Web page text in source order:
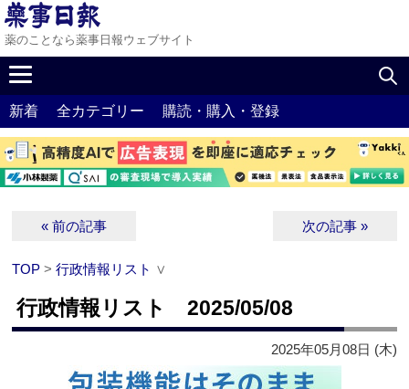
薬のことなら薬事日報ウェブサイト
新着 全カテゴリー 購読・購入・登録
« 前の記事 次の記事 »
TOP >行政情報リスト ∨
行政情報リスト 2025/05/08
2025年05月08日 (木)